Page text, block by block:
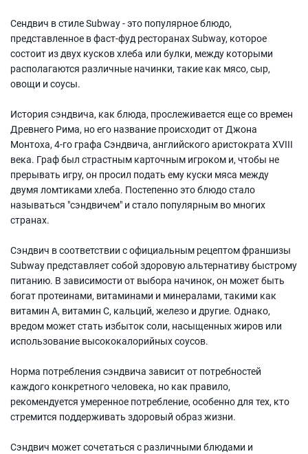
Сендвич в стиле Subway - это популярное блюдо,
представленное в фаст-фуд ресторанах Subway, которое
состоит из двух кусков хлеба или булки, между которыми
располагаются различные начинки, такие как мясо, сыр,
овощи и соусы.
История сэндвича, как блюда, прослеживается еще со времен
Древнего Рима, но его название происходит от Джона
Монтоха, 4-го графа Сэндвича, английского аристократа XVIII
века. Граф был страстным карточным игроком и, чтобы не
прерывать игру, он просил подать ему куски мяса между
двумя ломтиками хлеба. Постепенно это блюдо стало
называться "сэндвичем" и стало популярным во многих
странах.
Сэндвич в соответствии с официальным рецептом франшизы
Subway представляет собой здоровую альтернативу быстрому
питанию. В зависимости от выбора начинок, он может быть
богат протеинами, витаминами и минералами, такими как
витамин A, витамин C, кальций, железо и другие. Однако,
вредом может стать избыток соли, насыщенных жиров или
использование высококалорийных соусов.
Норма потребления сэндвича зависит от потребностей
каждого конкретного человека, но как правило,
рекомендуется умеренное потребление, особенно для тех, кто
стремится поддерживать здоровый образ жизни.
Сэндвич может сочетаться с различными блюдами и